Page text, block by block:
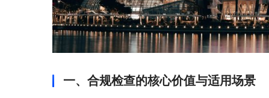
一、合规检查的核心价值与适用场景